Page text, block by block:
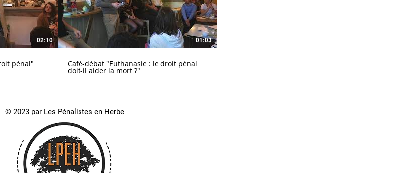
02:10
pénal"
01:03
Café-débat "Euthanasie : le droit pénal
doit-il aider la mort ?"
© 2023 par Les Pénalistes en Herbe